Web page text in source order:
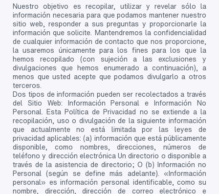
Nuestro objetivo es recopilar, utilizar y revelar sólo la
información necesaria para que podamos mantener nuestro
sitio web, responder a sus preguntas y proporcionarle la
información que solicite. Mantendremos la confidencialidad
de cualquier información de contacto que nos proporcione,
la usaremos únicamente para los fines para los que la
hemos recopilado (con sujeción a las exclusiones y
divulgaciones que hemos enumerado a continuación), a
menos que usted acepte que podamos divulgarlo a otros
terceros.
Dos tipos de información pueden ser recolectados a través
del Sitio Web: Información Personal e Información No
Personal. Esta Política de Privacidad no se extiende a la
recopilación, uso o divulgación de la siguiente información
que actualmente no está limitada por las leyes de
privacidad aplicables: (a) información que está públicamente
disponible, como nombres, direcciones, números de
teléfono y dirección electrónica Un directorio o disponible a
través de la asistencia de directorio; O (b) Información no
Personal (según se define más adelante). «Información
personal» es información personal identificable, como su
nombre, dirección, dirección de correo electrónico e